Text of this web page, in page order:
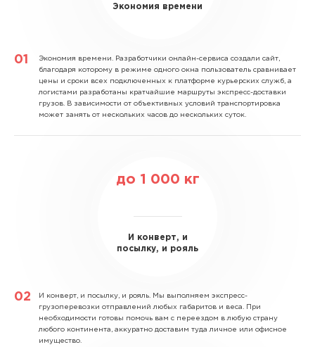
Экономия времени
Экономия времени. Разработчики онлайн-сервиса создали сайт,
благодаря которому в режиме одного окна пользователь сравнивает
цены и сроки всех подключенных к платформе курьерских служб, а
логистами разработаны кратчайшие маршруты экспресс-доставки
грузов. В зависимости от объективных условий транспортировка
может занять от нескольких часов до нескольких суток.
до 1 000 кг
И конверт, и
посылку, и рояль
И конверт, и посылку, и рояль. Мы выполняем экспресс-
грузоперевозки отправлений любых габаритов и веса. При
необходимости готовы помочь вам с переездом в любую страну
любого континента, аккуратно доставим туда личное или офисное
имущество.